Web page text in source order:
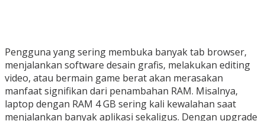
Pengguna yang sering membuka banyak tab browser,
menjalankan software desain grafis, melakukan editing
video, atau bermain game berat akan merasakan
manfaat signifikan dari penambahan RAM. Misalnya,
laptop dengan RAM 4 GB sering kali kewalahan saat
menjalankan banyak aplikasi sekaligus. Dengan upgrade